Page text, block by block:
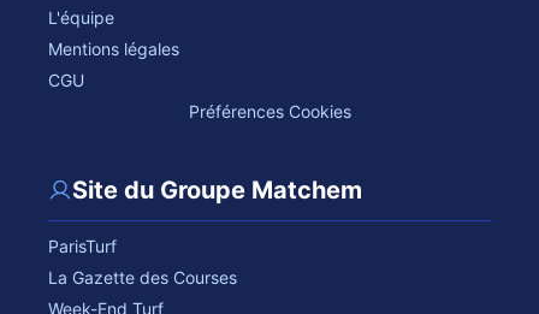
L'équipe
Mentions légales
CGU
Préférences Cookies
Site du Groupe Matchem
ParisTurf
La Gazette des Courses
Week-End Turf